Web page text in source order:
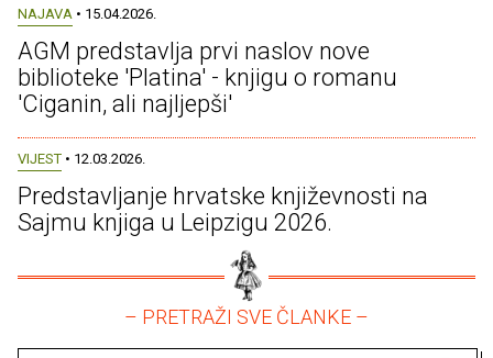
NAJAVA • 15.04.2026.
AGM predstavlja prvi naslov nove
biblioteke 'Platina' - knjigu o romanu
'Ciganin, ali najljepši'
VIJEST • 12.03.2026.
Predstavljanje hrvatske književnosti na
Sajmu knjiga u Leipzigu 2026.
– PRETRAŽI SVE ČLANKE –